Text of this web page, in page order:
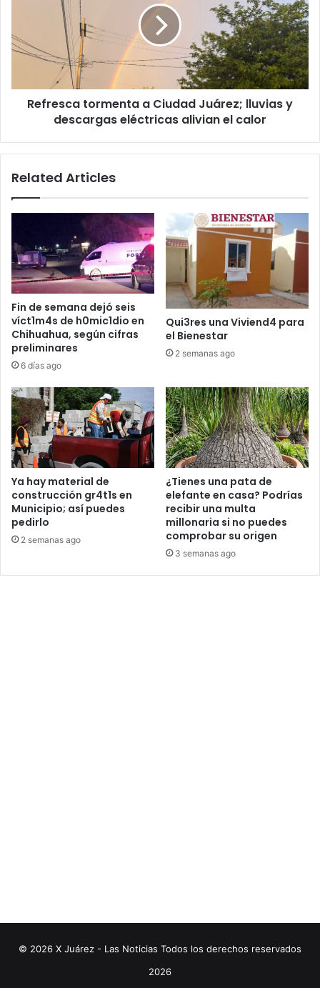
lluvias
eléctricas
alivianRefresca tormenta a Ciudad Juárez; lluvias y
descargas eléctricas alivian el calor
Related Articles
Fin de semana dejó seis
víct1m4s de h0mic1dio en
Chihuahua, según cifras
preliminares
6 días ago
Qui3res una Viviend4 para
el Bienestar
2 semanas ago
Ya hay material de
construcción gr4t1s en
Municipio; así puedes
pedirlo
2 semanas ago
¿Tienes una pata de
elefante en casa? Podrías
recibir una multa
millonaria si no puedes
comprobar su origen
3 semanas ago
© 2026 X Juárez - Las Noticias Todos los derechos reservados
2026